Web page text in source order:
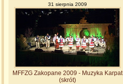
31 sierpnia 2009
MFFZG Zakopane 2009 - Muzyka Karpat
(skrót)